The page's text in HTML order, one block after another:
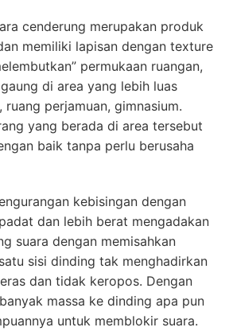
cenderung merupakan produk
memiliki lapisan dengan texture
permukaan ruangan,
di area yang lebih luas
perjamuan, gimnasium.
yang berada di area tersebut
baik tanpa perlu berusaha
kebisingan dengan
dan lebih berat mengadakan
suara dengan memisahkan
sisi dinding tak menghadirkan
dan tidak keropos. Dengan
massa ke dinding apa pun
untuk memblokir suara.